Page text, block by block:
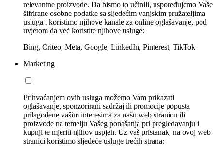
relevantne proizvode. Da bismo to učinili, uspoređujemo Vaše
šifrirane osobne podatke sa sljedećim vanjskim pružateljima
usluga i koristimo njihove kanale za online oglašavanje, pod
uvjetom da već koristite njihove usluge:
Bing, Criteo, Meta, Google, LinkedIn, Pinterest, TikTok
Marketing
Prihvaćanjem ovih usluga možemo Vam prikazati
oglašavanje, sponzorirani sadržaj ili promocije popusta
prilagođene vašim interesima za našu web stranicu ili
proizvode na temelju Vašeg ponašanja pri pregledavanju i
kupnji te mjeriti njihov uspjeh. Uz vaš pristanak, na ovoj web
stranici koristimo sljedeće usluge trećih strana: